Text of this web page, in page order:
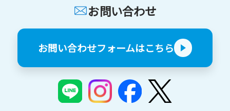
お問い合わせ
お問い合わせフォームはこちら